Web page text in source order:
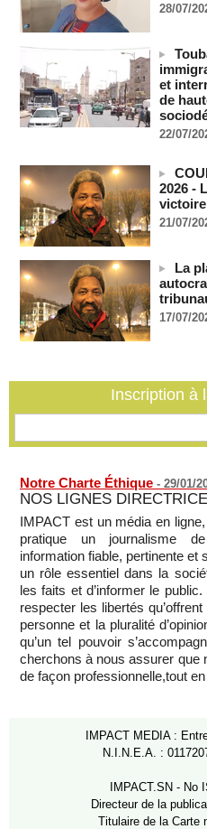
États-Unis : plusieurs
masse en Caroline du Nord
05/08/2026 -
Les Houthis affirment avoir
saoudien en une journée
05/08/2026 -
Les Houthis affirment avoir
05/08/2026 -
Après la France et Ouattara,
création d'une monnaie ouest-
05/08/2026 -MOMO ALADJI
La Banque mondiale accorde
francs CFA au Sénégal à
05/08/2026 -
Election du SG de l’ONU :
région qui affaiblit le principe de
Lopez)
L’UE débloque 1,4 milliard
gelés pour financer l’Ukraine
05/08/2026 -
28/07/
et
de
22/07/
2026 -
21/07/
La
17/07/
Inscription à
Notre Charte Éthique - 29/01/
NOS LIGNES
IMPACT est un média en
pratique un journalisme
information fiable, pertinente et
un rôle essentiel dans la
les faits et d’informer le
respecter les libertés
personne et la pluralité
qu’un tel pouvoir
cherchons à nous assurer que
de façon professionnelle,tout
IMPACT MEDIA :
N.I.N.E.A. :
IMPACT.SN - No
Directeur de la
Titulaire de la Carte